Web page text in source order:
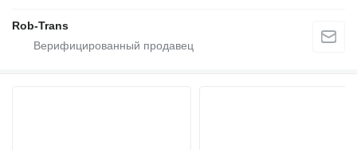
Rob-Trans